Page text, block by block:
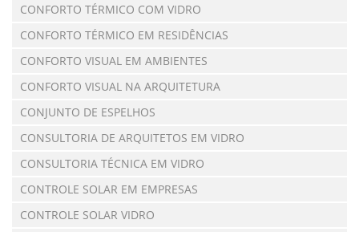
CONFORTO TÉRMICO COM VIDRO
CONFORTO TÉRMICO EM RESIDÊNCIAS
CONFORTO VISUAL EM AMBIENTES
CONFORTO VISUAL NA ARQUITETURA
CONJUNTO DE ESPELHOS
CONSULTORIA DE ARQUITETOS EM VIDRO
CONSULTORIA TÉCNICA EM VIDRO
CONTROLE SOLAR EM EMPRESAS
CONTROLE SOLAR VIDRO